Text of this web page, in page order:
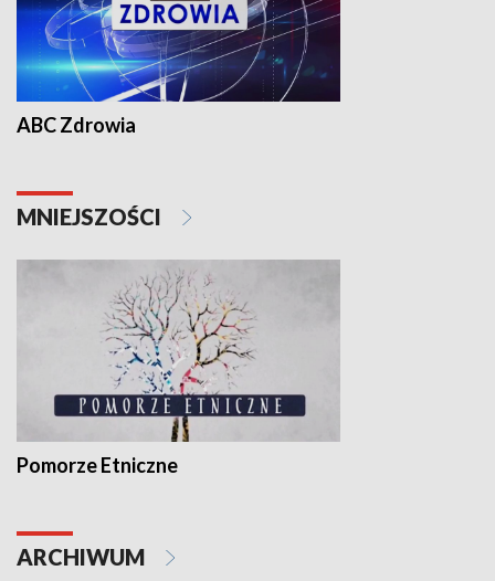
ABC Zdrowia
MNIEJSZOŚCI
Pomorze Etniczne
ARCHIWUM